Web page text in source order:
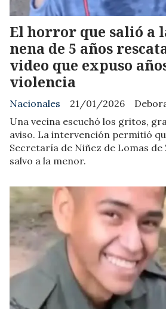
El horror que salió a
nena de 5 años
video que expuso
violencia
Nacionales
21/01/2026
Una vecina escuchó los gritos,
aviso. La intervención permitió
Secretaría de Niñez de Lomas
salvo a la menor.